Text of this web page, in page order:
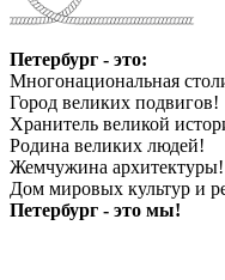
Петербург - это:
Многонациональная
Город великих подвигов!
Хранитель великой
Родина великих людей!
Жемчужина архитектуры!
Дом мировых культур и
Петербург - это мы!